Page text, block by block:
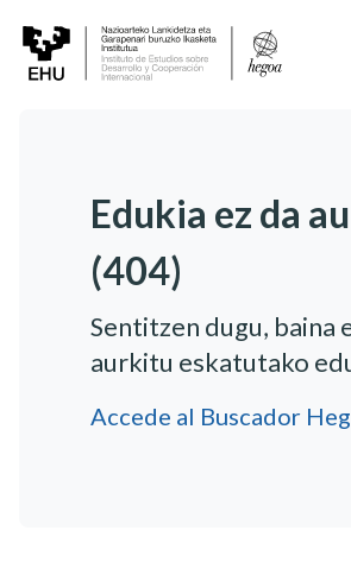
Edukia ez da
(404)
Sentitzen dugu, baina
aurkitu eskatutako
Accede al Buscador